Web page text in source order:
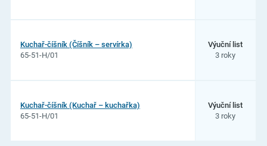
Kuchař-číšník (Číšník – servírka)
65-51-H/01
Výuční list
3 roky
Kuchař-číšník (Kuchař – kuchařka)
65-51-H/01
Výuční list
3 roky